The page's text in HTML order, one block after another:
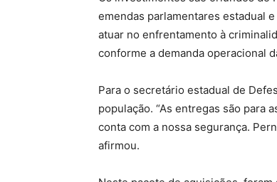
emendas parlamentares estadual
atuar no enfrentamento à
conforme a demanda operacional
Para o secretário estadual de
população. “As entregas são para
conta com a nossa segurança.
afirmou.